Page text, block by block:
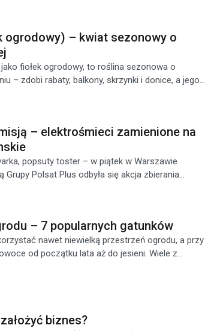
ogrodowy) – kwiat sezonowy o
fiołek ogrodowy, to roślina sezonowa o
– zdobi rabaty, balkony, skrzynki i donice, a jego...
– elektrośmieci zamienione na
popsuty toster – w piątek w Warszawie
Polsat Plus odbyła się akcja zbierania...
– 7 popularnych gatunków
nawet niewielką przestrzeń ogrodu, a przy
od początku lata aż do jesieni. Wiele z...
biznes?